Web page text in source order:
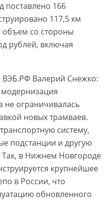
166
117,5 км
со стороны
рублей, включая
ВЭБ.РФ Валерий Снежко:
не ограничивалась
новых трамваев.
систему,
подстанции и другую
Так, в Нижнем Новгороде
крупнейшее
в России, что
обновленного